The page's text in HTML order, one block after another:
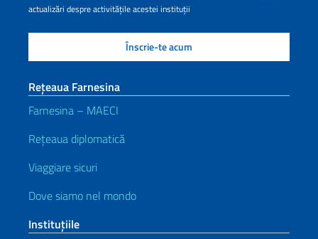
actualizări despre activitățile acestei instituții
Rețeaua Farnesina
Farnesina – MAECI
Rețeaua diplomatică
Viaggiare sicuri
Dove siamo nel mondo
Instituţiile